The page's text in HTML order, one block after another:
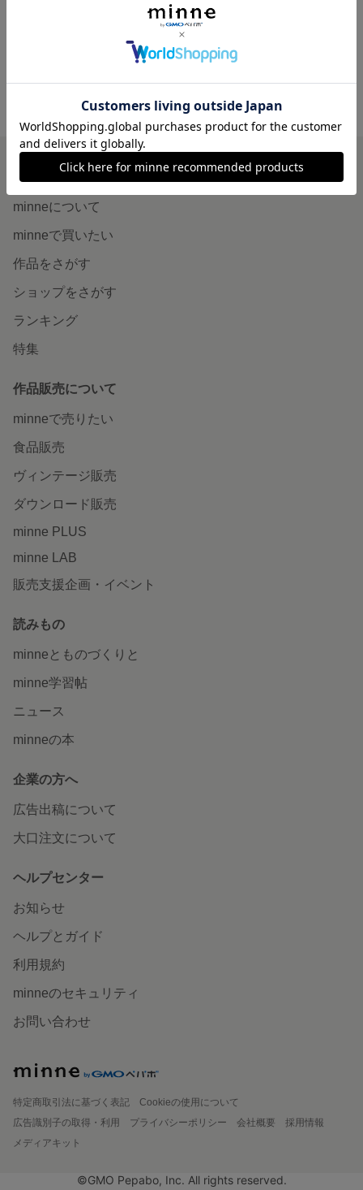
OKU LEATHER の作品一覧
minneを知る
minneについて
minneで買いたい
作品をさがす
ショップをさがす
ランキング
特集
作品販売について
minneで売りたい
食品販売
ヴィンテージ販売
ダウンロード販売
minne PLUS
minne LAB
販売支援企画・イベント
読みもの
minneとものづくりと
minne学習帖
ニュース
minneの本
企業の方へ
広告出稿について
大口注文について
ヘルプセンター
お知らせ
ヘルプとガイド
利用規約
minneのセキュリティ
お問い合わせ
特定商取引法に基づく表記
Cookieの使用について
広告識別子の取得・利用
プライバシーポリシー 会社概要
採用情報
メディアキット
©GMO Pepabo, Inc. All rights reserved.